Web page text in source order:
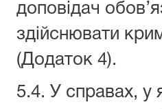
доповідач
здійснювати
(Додаток 4).
5.4. У справах, у